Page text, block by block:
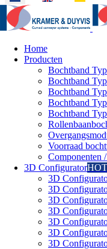
Home
Producten
Bochtband
Bochtband
Bochtband
Bochtband
Bochtband
Voorraad
Componenten
3D ConfiguratorHOT
3D
3D
3D
3D
3D
3D
3D